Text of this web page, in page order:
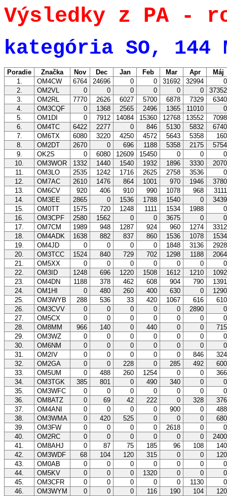
Výsledky z PA -
kategória SO, 144
Poradie Značka Nov Dec Jan Feb Mar Apr
Máj
1.
OM4CW 6764 24696 0 0 31692 32994
2.
OM2VL 0 0 0 0 0 0
3.
OM2RL 7770 2626 6027 5700 6878 7329
4.
OM3CQF 0 1368 2565 2496 1365 11010
5.
OM1DI 0 7912 14084 15360 12768 13552
6.
OM4TC 6422 2277 0 846 5130 5832
7.
OM6TX 6080 3220 4250 4572 5643 5358
8.
OM2DT 2670 0 696 1188 5358 2175
9.
OK2S 0 6080 12609 15450 0 0
10.
OM3WOR 1332 1440 1540 1932 1896 3330
11.
OM3LO 2535 1242 1716 2625 2758 3536
12.
OM7AC 2610 1476 864 1001 970 1946
13.
OM6CV 920 406 910 990 1078 968
14.
OM3EE 2865 0 1536 1788 1540 0
15.
OM0TT 1575 720 1248 1111 1534 1988
16.
OM3CPF 2580 1562 0 0 3675 0
17.
OM7CM 1989 948 1287 924 960 1274
18.
OM4ADK 1638 882 837 860 1536 1078
19.
OM4JD 0 0 0 0 1848 3136
20.
OM3TCC 1524 840 729 702 1298 1188
21.
OM5XX 0 0 0 0 0 0
22.
OM3ID 1248 696 1220 1508 1612 1210
23.
OM4DN 1188 378 462 608 904 790
24.
OM1HI 0 480 260 400 630 0
25.
OM3WYB 288 536 33 420 1067 616
26.
OM3CVV 0 0 0 0 0 2890
27.
OM5CX 0 0 0 0 0 0
28.
OM8MM 966 140 0 440 0 0
29.
OM3WZ 0 0 0 0 0 0
30.
OM6NM 0 0 0 0 0 0
31.
OM2IV 0 0 0 0 0 846
32.
OM2GA 0 0 228 0 285 492
33.
OM5UM 0 488 260 1254 0 0
34.
OM3TGK 385 801 0 490 340 0
35.
OM3WFC 0 0 0 0 0 0
36.
OM8ATZ 0 69 42 222 0 328
37.
OM4ANI 0 0 0 0 900 0
38.
OM3WMA 0 420 525 0 0 0
39.
OM3FW 0 0 0 0 2618 0
40.
OM2RC 0 0 0 0 0 0
41.
OM8AHJ 0 87 75 185 96 108
42.
OM3WDF 68 104 120 315 0 0
43.
OM0AB 0 0 0 0 0 0
44.
OM5KV 0 0 0 1320 0 0
45.
OM3CFR 0 0 0 0 0 1130
46.
OM3WYM 0 0 0 116 190 104